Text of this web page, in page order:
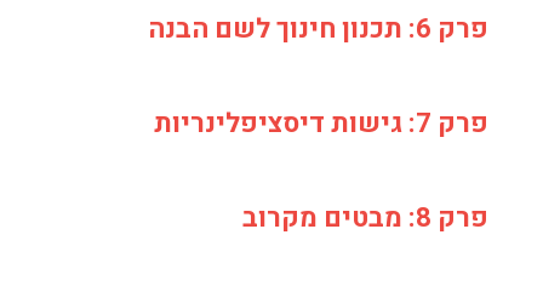
פרק 6: תכנון חינוך לשם הבנה
פרק 7: גישות דיסציפלינריות
פרק 8: מבטים מקרוב